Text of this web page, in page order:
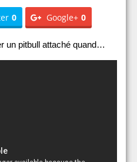
0 Google+ 0
un pitbull attaché quand…